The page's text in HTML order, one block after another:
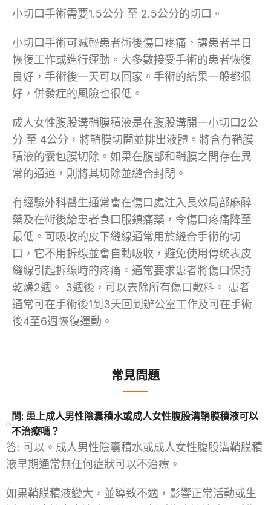
小切口手術需要1.5公分 至 2.5公分的切口。
小切口手術可減輕患者術後傷口疼痛，讓患者早日
恢復工作或進行運動。大多數接受手術的患者恢復
良好，手術後一天可以回家。手術的結果一般都很
好，併發症的風險也很低。
成人女性腹股溝鞘膜積液是在腹股溝開一小切口2公
分 至 4公分，將鞘膜切開並排出液體。將含有鞘膜
積液的囊包膜切除。如果在腹部和鞘膜之間存在異
常的通道，則將其切除並縫合封閉。
有經驗外科醫生通常會在傷口處注入長效局部麻醉
藥及在術後給患者食口服鎮痛藥，令傷口疼痛降至
最低。可吸收的皮下縫線通常用於縫合手術的切
口，它不用拆缐並會自動吸收，避免使用傳统表皮
縫線引起拆缐時的疼痛。通常要求患者將傷口保持
乾燥2週。 3週後，可以去除所有傷口敷料。 患者
通常可在手術後1到3天回到辦公室工作及可在手術
後4至6週恢復運動。
常見問題
問: 患上成人男性陰囊積水或成人女性腹股溝鞘膜積液可以
不治療嗎？
答: 可以。成人男性陰囊積水或成人女性腹股溝鞘膜積
液早期通常無任何症狀可以不治療。
如果鞘膜積液變大，並導致不適，影響正常活動或生